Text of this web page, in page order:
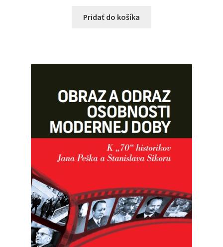
Pridať do košíka